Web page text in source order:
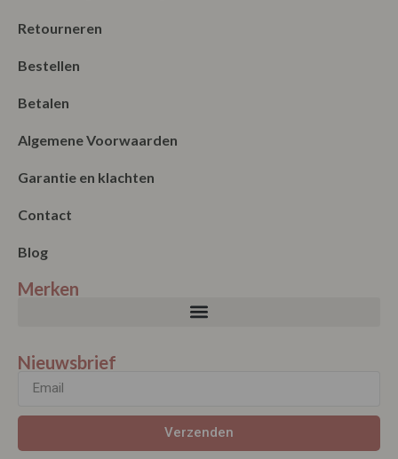
Retourneren
Bestellen
Betalen
Algemene Voorwaarden
Garantie en klachten
Contact
Blog
Merken
Nieuwsbrief
Verzenden